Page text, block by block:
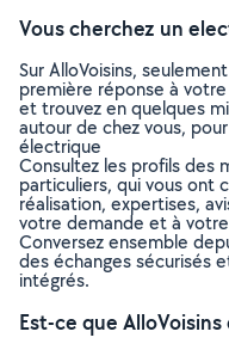
Vous cherchez un
Sur AlloVoisins,
première réponse à
et trouvez en quelques
autour de chez vous,
électrique
Consultez les profils des
particuliers, qui vous ont
réalisation, expertises,
votre demande et à
Conversez ensemble
des échanges sécurisés
intégrés.
Est-ce que